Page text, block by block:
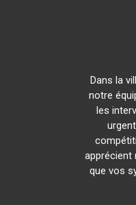
Dans la
notre
les
apprécient
que vos